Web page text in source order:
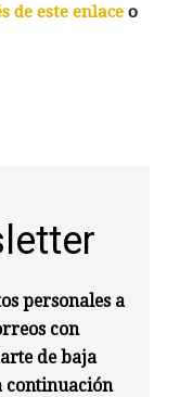
de este enlace o
personales a
con
de baja
continuación